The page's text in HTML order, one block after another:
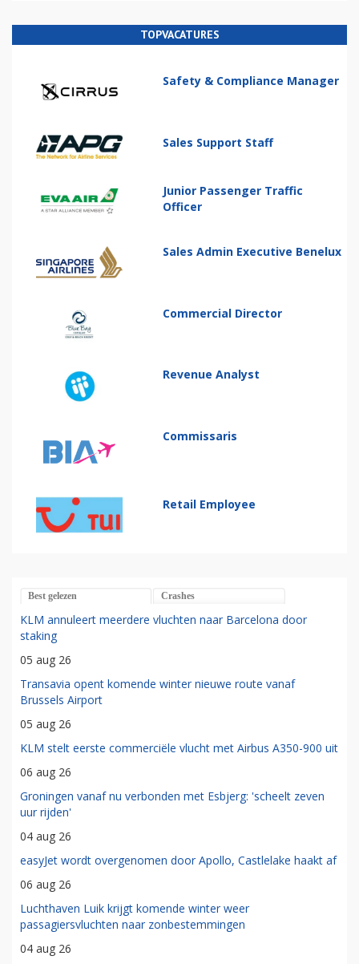
TOPVACATURES
Safety & Compliance Manager
Sales Support Staff
Junior Passenger Traffic
Officer
Sales Admin Executive Benelux
Commercial Director
Revenue Analyst
Commissaris
Retail Employee
Best gelezen Crashes
KLM annuleert meerdere vluchten naar Barcelona door
staking
05 aug 26
Transavia opent komende winter nieuwe route vanaf
Brussels Airport
05 aug 26
KLM stelt eerste commerciële vlucht met Airbus A350-900 uit
06 aug 26
Groningen vanaf nu verbonden met Esbjerg: 'scheelt zeven
uur rijden'
04 aug 26
easyJet wordt overgenomen door Apollo, Castlelake haakt af
06 aug 26
Luchthaven Luik krijgt komende winter weer
passagiersvluchten naar zonbestemmingen
04 aug 26